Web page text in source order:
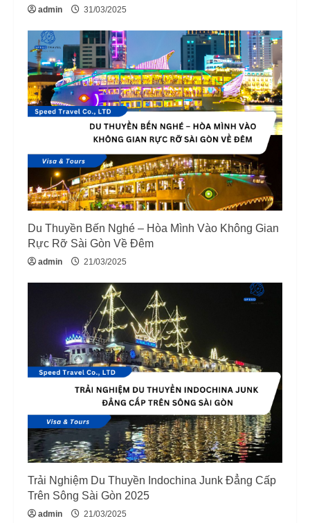
gadmin 31/03/2025
Du Thuyền Bến Nghé – Hòa Mình Vào Không Gian
Rực Rỡ Sài Gòn Về Đêm
admin 21/03/2025
Trải Nghiệm Du Thuyền Indochina Junk Đẳng Cấp
Trên Sông Sài Gòn 2025
admin 21/03/2025